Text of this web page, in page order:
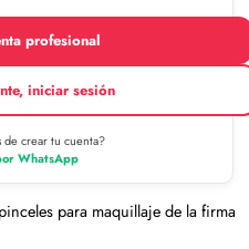
profesional
iniciar sesión
de crear tu cuenta?
WhatsApp
para maquillaje de la firma